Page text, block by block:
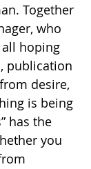
Together
who
all hoping
publication
desire,
is being
has the
you